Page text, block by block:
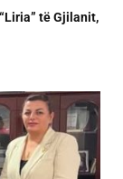
të Gjilanit,